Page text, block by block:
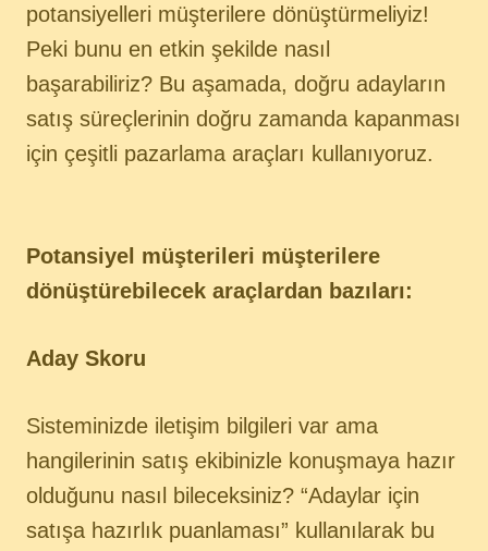
potansiyelleri müşterilere dönüştürmeliyiz!
Peki bunu en etkin şekilde nasıl
başarabiliriz? Bu aşamada, doğru adayların
satış süreçlerinin doğru zamanda kapanması
için çeşitli pazarlama araçları kullanıyoruz.
Potansiyel müşterileri müşterilere
dönüştürebilecek araçlardan bazıları:
Aday Skoru
Sisteminizde iletişim bilgileri var ama
hangilerinin satış ekibinizle konuşmaya hazır
olduğunu nasıl bileceksiniz? “Adaylar için
satışa hazırlık puanlaması” kullanılarak bu